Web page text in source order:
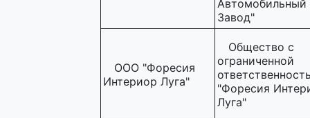
Автомобильный
Завод"
ООО "Форесия
Интериор Луга"
Общество с
ограниченной
"Форесия
Луга"